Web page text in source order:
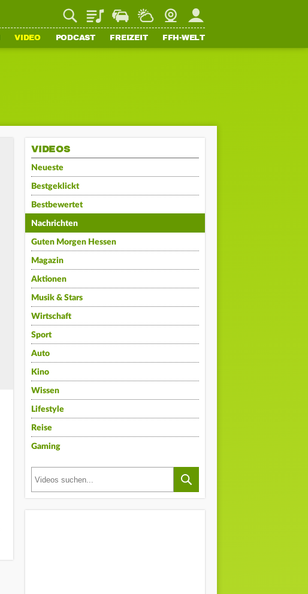
PlaylistStaupilotWetterWebcamMein FFH
VIDEO PODCAST FREIZEIT FFH-WELT
VIDEOS
Neueste
Bestgeklickt
Bestbewertet
Nachrichten
Guten Morgen Hessen
Magazin
Aktionen
Musik & Stars
Wirtschaft
Sport
Auto
Kino
Wissen
Lifestyle
Reise
Gaming